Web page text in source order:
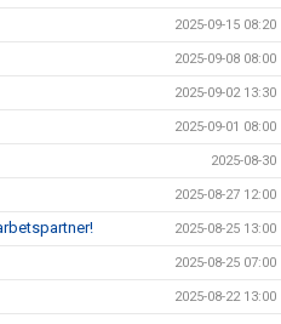
2025-09-15 08:20
2025-09-08 08:00
2025-09-02 13:30
2025-09-01 08:00
2025-08-30
2025-08-27 12:00
2025-08-25 13:00
2025-08-25 07:00
2025-08-22 13:00